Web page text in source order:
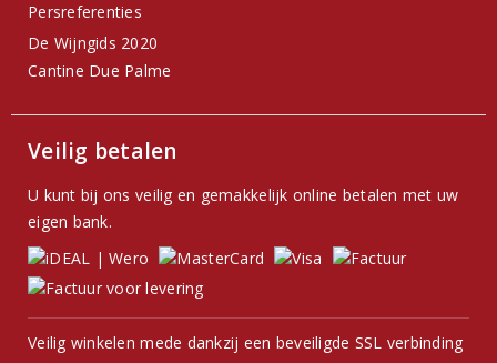
Persreferenties
De Wijngids 2020
Cantine Due Palme
Veilig betalen
U kunt bij ons veilig en gemakkelijk online betalen met uw
eigen bank.
Veilig winkelen mede dankzij een beveiligde SSL verbinding